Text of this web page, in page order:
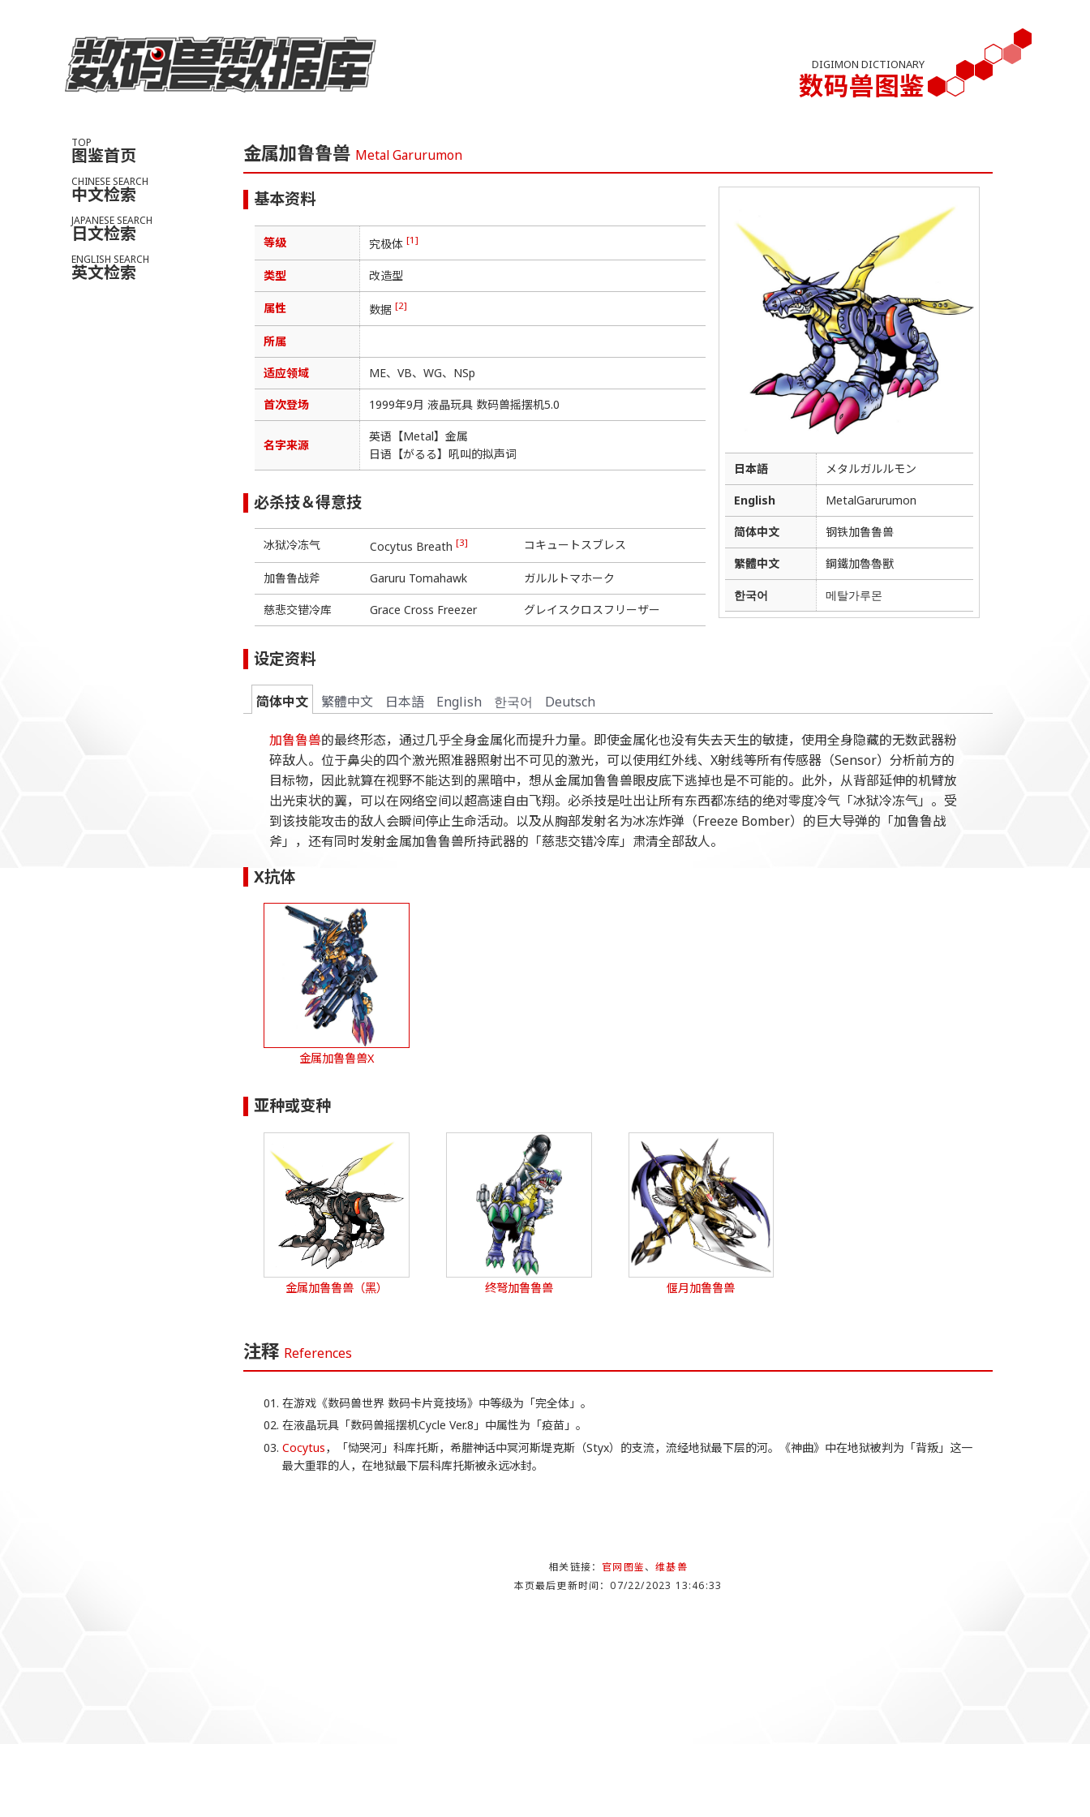
TOP
图鉴首页
CHINESE SEARCH
中文检索
JAPANESE SEARCH
日文检索
ENGLISH SEARCH
英文检索
DIGIMON DICTIONARY
数码兽图鉴
金属加鲁鲁兽 Metal Garurumon
日本語 メタルガルルモン
English MetalGarurumon
简体中文 钢铁加鲁鲁兽
繁體中文 鋼鐵加魯魯獸
한국어 메탈가루몬
基本资料
等级 究极体[1]
类型 改造型
属性 数据[2]
所属
适应领域 ME、VB、WG、NSp
首次登场 1999年9月 液晶玩具 数码兽摇摆机5.0
名字来源
英语【Metal】金属
日语【がるる】吼叫的拟声词
必杀技＆得意技
冰狱冷冻气 Cocytus Breath[3] コキュートスブレス
加鲁鲁战斧 Garuru Tomahawk ガルルトマホーク
慈悲交错冷库 Grace Cross Freezer グレイスクロスフリーザー
设定资料
简体中文 繁體中文 日本語 English 한국어 Deutsch
加鲁鲁兽的最终形态，通过几乎全身金属化而提升力量。即使金属化也没有失去天生的敏捷，使用全身隐藏的无数武器粉
碎敌人。位于鼻尖的四个激光照准器照射出不可见的激光，可以使用红外线、X射线等所有传感器（Sensor）分析前方的
目标物，因此就算在视野不能达到的黑暗中，想从金属加鲁鲁兽眼皮底下逃掉也是不可能的。此外，从背部延伸的机臂放
出光束状的翼，可以在网络空间以超高速自由飞翔。必杀技是吐出让所有东西都冻结的绝对零度冷气「冰狱冷冻气」。受
到该技能攻击的敌人会瞬间停止生命活动。以及从胸部发射名为冰冻炸弹（Freeze Bomber）的巨大导弹的「加鲁鲁战
斧」，还有同时发射金属加鲁鲁兽所持武器的「慈悲交错冷库」肃清全部敌人。
X抗体
金属加鲁鲁兽X
亚种或变种
金属加鲁鲁兽（黑） 终弩加鲁鲁兽 偃月加鲁鲁兽
注释 References
在游戏《数码兽世界 数码卡片竞技场》中等级为「完全体」。
在液晶玩具「数码兽摇摆机Cycle Ver.8」中属性为「疫苗」。
Cocytus，「恸哭河」科库托斯，希腊神话中冥河斯堤克斯（Styx）的支流，流经地狱最下层的河。《神曲》中在地狱被判为「背叛」这一
最大重罪的人，在地狱最下层科库托斯被永远冰封。
相关链接： 官网图鉴、维基兽
本页最后更新时间：07/22/2023 13:46:33